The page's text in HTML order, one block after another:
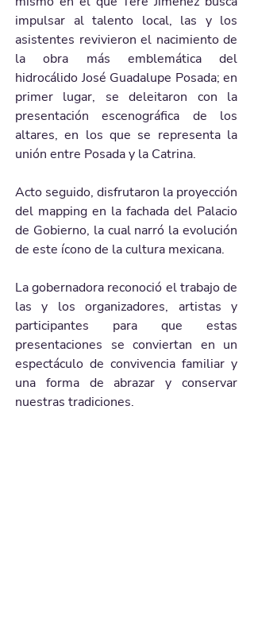
impulsar al talento local, las y los
asistentes revivieron el nacimiento de
la obra más emblemática del
hidrocálido José Guadalupe Posada; en
primer lugar, se deleitaron con la
presentación escenográfica de los
altares, en los que se representa la
unión entre Posada y la Catrina.
Acto seguido, disfrutaron la proyección
del mapping en la fachada del Palacio
de Gobierno, la cual narró la evolución
de este ícono de la cultura mexicana.
La gobernadora reconoció el trabajo de
las y los organizadores, artistas y
participantes para que estas
presentaciones se conviertan en un
espectáculo de convivencia familiar y
una forma de abrazar y conservar
nuestras tradiciones.